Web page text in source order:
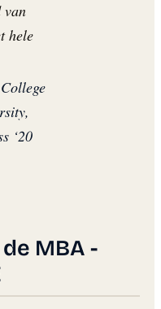
van
hele
‘20
MBA -